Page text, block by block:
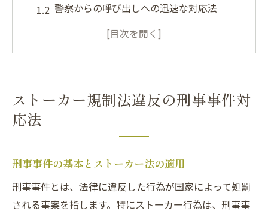
警察からの呼び出しへの迅速な対応法
法律知識を踏まえたストーカー対策
ストーカー被害者への法律的支援策
さいたま市でのストーカー刑事事件とは
ストーカー行為が刑事事件になるプロセス
さいたま市におけるストーカー事例の対策
刑事事件としてのストーカーの特徴
ストーカー規制法違反の刑事事件対
応法
刑事事件の基本とストーカー法の適用
刑事事件とは、法律に違反した行為が国家によって処罰
される事案を指します。特にストーカー行為は、刑事事